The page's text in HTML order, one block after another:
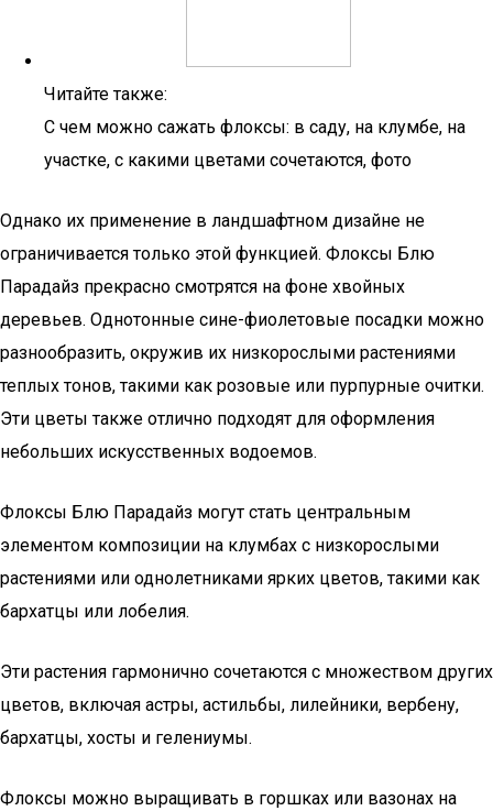
Читайте также:
С чем можно сажать флоксы: в саду, на клумбе, на
участке, с какими цветами сочетаются, фото
Однако их применение в ландшафтном дизайне не
ограничивается только этой функцией. Флоксы Блю
Парадайз прекрасно смотрятся на фоне хвойных
деревьев. Однотонные сине-фиолетовые посадки можно
разнообразить, окружив их низкорослыми растениями
теплых тонов, такими как розовые или пурпурные очитки.
Эти цветы также отлично подходят для оформления
небольших искусственных водоемов.
Флоксы Блю Парадайз могут стать центральным
элементом композиции на клумбах с низкорослыми
растениями или однолетниками ярких цветов, такими как
бархатцы или лобелия.
Эти растения гармонично сочетаются с множеством других
цветов, включая астры, астильбы, лилейники, вербену,
бархатцы, хосты и гелениумы.
Флоксы можно выращивать в горшках или вазонах на